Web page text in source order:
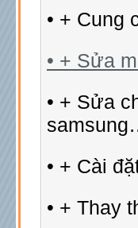
• + Cung
• + Sửa
• + Sửa
• + Cài
• + Thay